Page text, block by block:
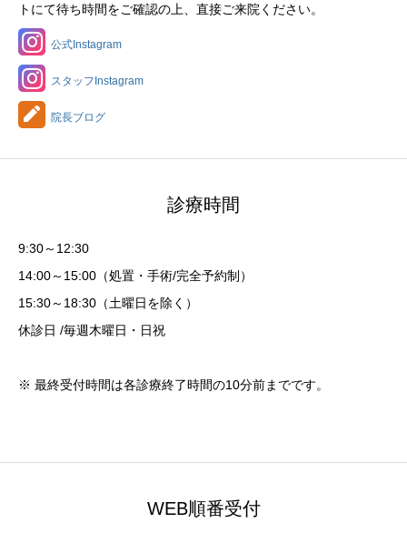
トにて待ち時間をご確認の上、直接ご来院ください。
公式Instagram
スタッフInstagram
院長ブログ
診療時間
9:30～12:30
14:00～15:00（処置・手術/完全予約制）
15:30～18:30（土曜日を除く）
休診日 /毎週木曜日・日祝
※ 最終受付時間は各診療終了時間の10分前までです。
WEB順番受付